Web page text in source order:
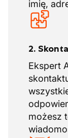
imię,
2.
Ekspert
możesz